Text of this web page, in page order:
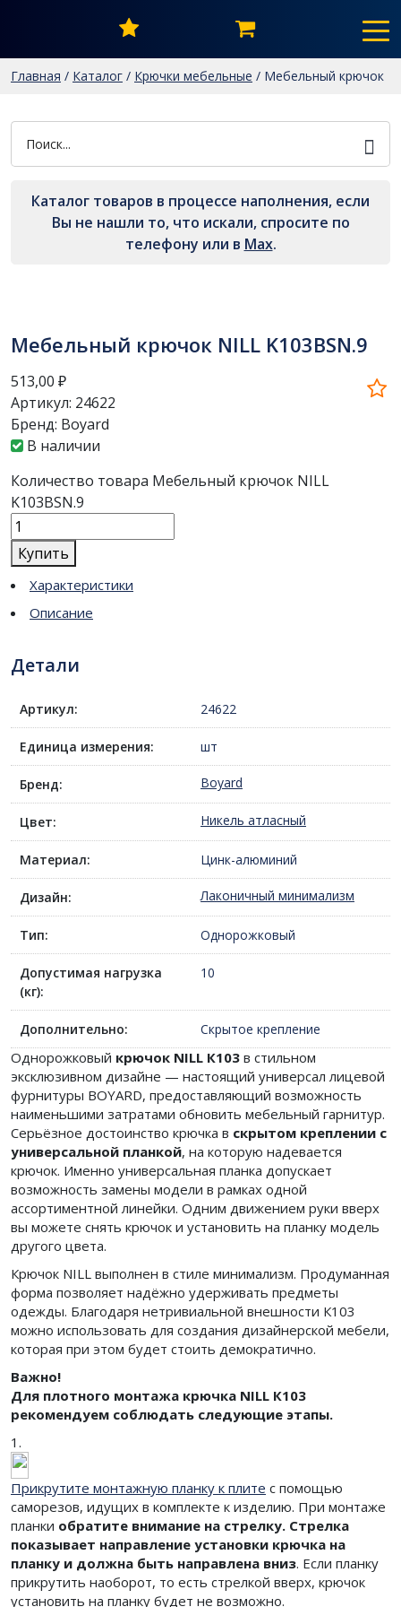
Главная / Каталог / Крючки мебельные / Мебельный крючок
Каталог товаров в процессе наполнения, если
Вы не нашли то, что искали, спросите по
телефону или в Мах.
Мебельный крючок NILL K103BSN.9
513,00 ₽
Артикул: 24622
Бренд: Boyard
В наличии
Количество товара Мебельный крючок NILL
K103BSN.9
Купить
Характеристики
Описание
Детали
Артикул: 24622
Единица измерения: шт
Бренд: Boyard
Цвет: Никель атласный
Материал: Цинк-алюминий
Дизайн: Лаконичный минимализм
Тип: Однорожковый
Допустимая нагрузка
(кг):
10
Дополнительно: Скрытое крепление
Однорожковый крючок NILL К103 в стильном
эксклюзивном дизайне — настоящий универсал лицевой
фурнитуры BOYARD, предоставляющий возможность
наименьшими затратами обновить мебельный гарнитур.
Серьёзное достоинство крючка в скрытом креплении с
универсальной планкой, на которую надевается
крючок. Именно универсальная планка допускает
возможность замены модели в рамках одной
ассортиментной линейки. Одним движением руки вверх
вы можете снять крючок и установить на планку модель
другого цвета.
Крючок NILL выполнен в стиле минимализм. Продуманная
форма позволяет надёжно удерживать предметы
одежды. Благодаря нетривиальной внешности К103
можно использовать для создания дизайнерской мебели,
которая при этом будет стоить демократично.
Важно!
Для плотного монтажа крючка NILL К103
рекомендуем соблюдать следующие этапы.
1.
Прикрутите монтажную планку к плите с помощью
саморезов, идущих в комплекте к изделию. При монтаже
планки обратите внимание на стрелку. Стрелка
показывает направление установки крючка на
планку и должна быть направлена вниз. Если планку
прикрутить наоборот, то есть стрелкой вверх, крючок
установить на планку будет не возможно.